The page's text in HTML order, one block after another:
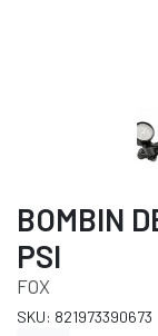
BOMBIN
PSI
FOX
SKU: 821973390673